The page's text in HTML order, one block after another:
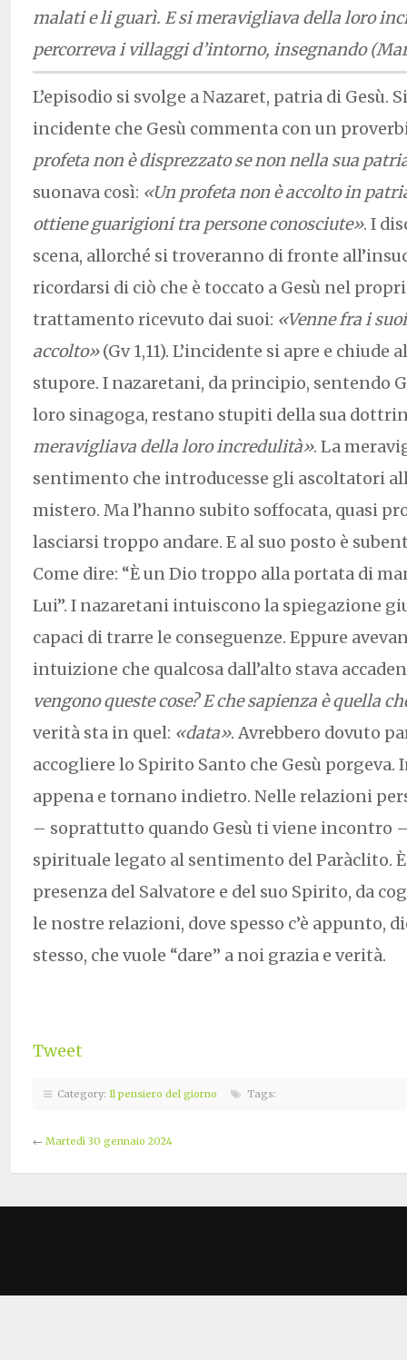
malati e li guarì. E si meravigliava della loro
percorreva i villaggi d’intorno, insegnando
L’episodio si svolge a Nazaret, patria di Gesù.
incidente che Gesù commenta con un
profeta non è disprezzato se non nella sua
suonava così: «Un profeta non è accolto in
ottiene guarigioni tra persone conosciute». I
scena, allorché si troveranno di fronte
ricordarsi di ciò che è toccato a Gesù nel
trattamento ricevuto dai suoi: «Venne fra i
accolto»(Gv 1,11). L’incidente si apre e chiude
stupore. I nazaretani, da principio, sentendo
loro sinagoga, restano stupiti della sua
meravigliava della loro incredulità». La
sentimento che introducesse gli ascoltatori
mistero. Ma l’hanno subito soffocata, quasi
lasciarsi troppo andare. E al suo posto è
Come dire: “È un Dio troppo alla portata di
Lui”. I nazaretani intuiscono la spiegazione
capaci di trarre le conseguenze. Eppure
intuizione che qualcosa dall’alto stava
vengono queste cose? E che sapienza è quella
verità sta in quel: «data». Avrebbero dovuto
accogliere lo Spirito Santo che Gesù porgeva.
appena e tornano indietro. Nelle relazioni
– soprattutto quando Gesù ti viene incontro
spirituale legato al sentimento del Paràclito.
presenza del Salvatore e del suo Spirito, da
le nostre relazioni, dove spesso c’è appunto,
stesso, che vuole “dare” a noi grazia e verità.
Tweet
Category: Il pensiero del giorno Tags:
← Martedì 30 gennaio 2024